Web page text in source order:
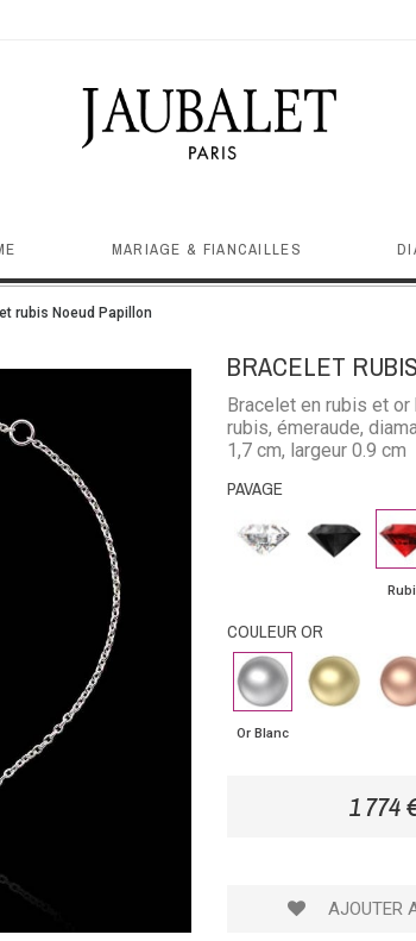
MARIAGE & FIANCAILLES
rubis Noeud Papillon
BRACELET
Bracelet en rubis et or
rubis, émeraude,
1,7 cm, largeur 0.9 cm
PAVAGE
Diamant
Diamant
noir
Rubis
COULEUR OR
Or
Blanc
Or Blanc
Or
Jaune
Or
Rose
1 774
AJOUTER